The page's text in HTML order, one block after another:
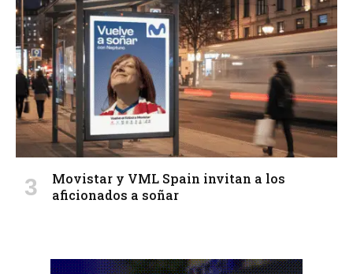
Movistar y VML Spain invitan a los
aficionados a soñar